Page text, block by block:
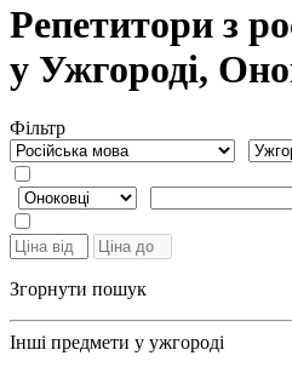
Репетитори з
у Ужгороді,
Фiльтр
Згорнути пошук
Інші предмети у ужгороді